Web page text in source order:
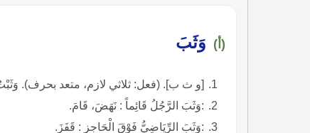
(أ) وَثَبَ
[و ث ب]. (فعل: ثلاثي لازم، متعد بحرف).
:وَثَبَ الرَّجُلُ قَائِماً : نَهَضَ، قَامَ.
:وَثَبَ الرِّيَاضِيُّ فَوْقَ الْحَاجِزِ : قَفَزَ.